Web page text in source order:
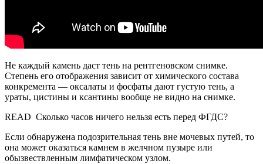
Не каждый камень даст тень на рентгеновском снимке.
Степень его отображения зависит от химического состава
конкремента — оксалаты и фосфаты дают густую тень, а
ураты, цистины и ксантины вообще не видно на снимке.
READ Сколько часов ничего нельзя есть перед ФГДС?
Если обнаружена подозрительная тень вне мочевых путей, то
она может оказаться камнем в желчном пузыре или
обызвествленным лимфатическом узлом.